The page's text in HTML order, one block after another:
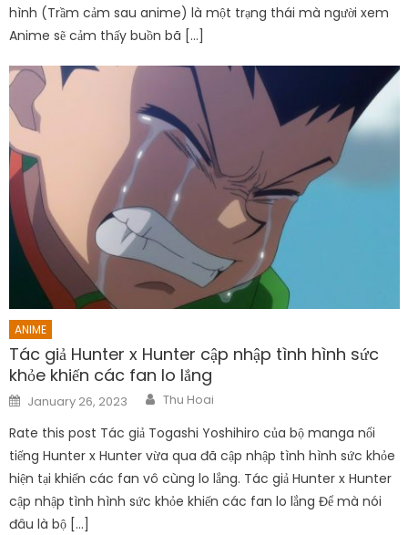
hình (Trầm cảm sau anime) là một trạng thái mà người xem
Anime sẽ cảm thấy buồn bã […]
ANIME
Tác giả Hunter x Hunter cập nhập tình hình sức
khỏe khiến các fan lo lắng
Posted
on
January 26, 2023 Author
Thu Hoai
Rate this post Tác giả Togashi Yoshihiro của bộ manga nổi
tiếng Hunter x Hunter vừa qua đã cập nhập tình hình sức khỏe
hiện tại khiến các fan vô cùng lo lắng. Tác giả Hunter x Hunter
cập nhập tình hình sức khỏe khiến các fan lo lắng Để mà nói
đâu là bộ […]